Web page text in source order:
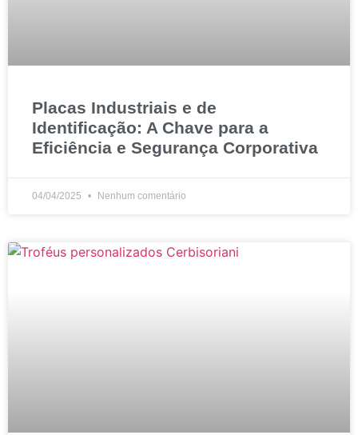
Placas Industriais e de
Identificação: A Chave para a
Eficiência e Segurança Corporativa
04/04/2025 Nenhum comentário